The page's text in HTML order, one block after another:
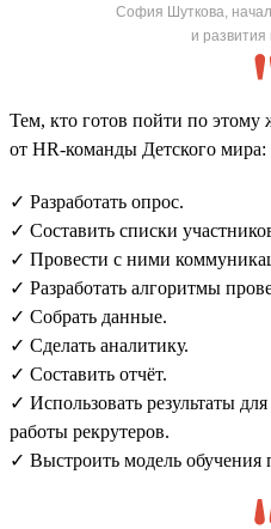
София Шуткова,
и
Тем, кто готов пойти по этому
от HR-команды Детского мира:
✓ Разработать опрос.
✓ Составить списки
✓ Провести с ними
✓ Разработать алгоритмы
✓ Собрать данные.
✓ Сделать аналитику.
✓ Составить отчёт.
✓ Использовать результаты
работы рекрутеров.
✓ Выстроить модель обучения